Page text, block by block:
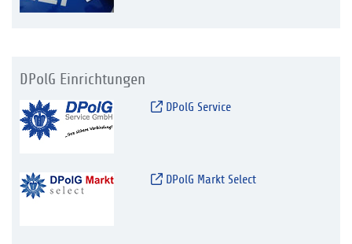
DPolG Einrichtungen
DPolG Service
DPolG Markt Select